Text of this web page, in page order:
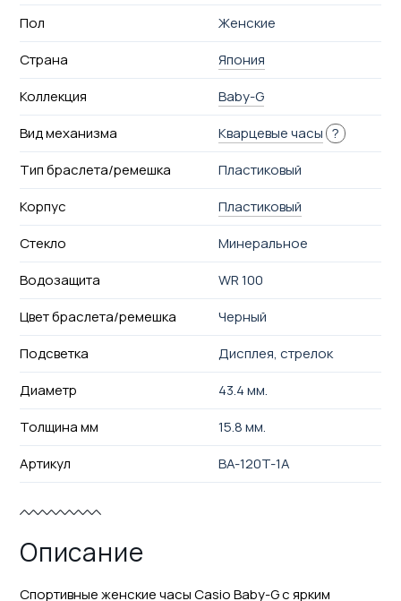
Пол
Женские
Страна
Япония
Коллекция
Baby-G
Вид механизма
Кварцевые часы ?
Тип браслета/ремешка
Пластиковый
Корпус
Пластиковый
Стекло
Минеральное
Водозащита
WR 100
Цвет браслета/ремешка
Черный
Подсветка
Дисплея, стрелок
Диаметр
43.4 мм.
Толщина мм
15.8 мм.
Артикул
BA-120T-1A
Описание
Спортивные женские часы Casio Baby-G с ярким